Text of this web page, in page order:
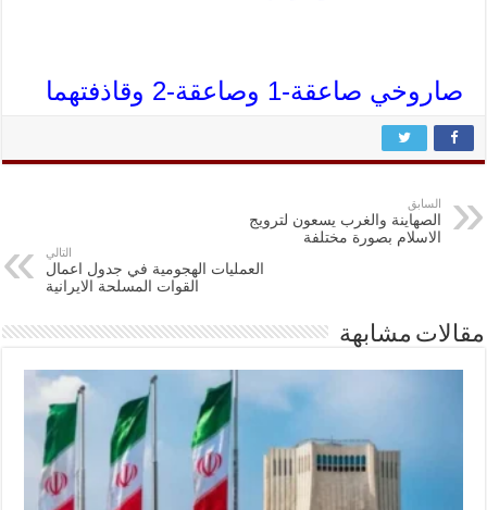
صاروخي صاعقة-1 وصاعقة-2 وقاذفتهما
السابق
الصهاينة والغرب يسعون لترويج
الاسلام بصورة مختلفة
التالي
العمليات الهجومية في جدول اعمال
القوات المسلحة الايرانية
مقالات مشابهة